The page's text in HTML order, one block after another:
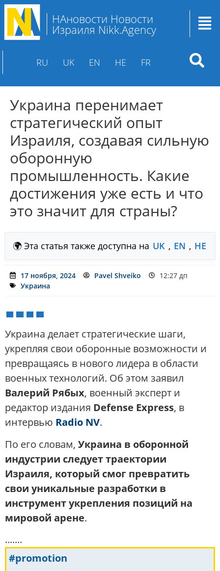
НАновости Новости
Израиля Nikk.Agency
RU UK EN HE FR
Украина перенимает
стратегический опыт
Израиля, создавая сильную
оборонную
промышленность. Какие
достижения уже есть и что
это значит для страны?
🌍 Эта статья также доступна на UK , EN , HE
17 ноября, 2024 Pavel Shveiko
12:27 дп
Украина
Украина делает стратегические шаги,
укрепляя свои оборонные возможности и
превращаясь в нового лидера в области
военных технологий. Об этом заявил
Валерий Рябых, военный эксперт и
редактор издания Defense Express, в
интервью Radio NV.
По его словам, Украина в оборонной
индустрии следует траектории
Израиля, который смог превратить
свои уникальные разработки в
инструмент укрепления позиций на
мировой арене.
.......
#promotion